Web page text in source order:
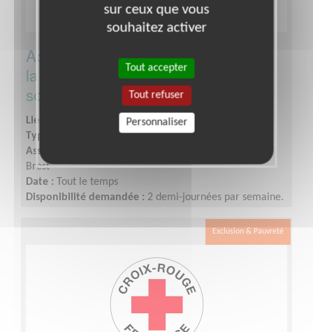
Accueil/ Orientation dans le cadre de
la future ouverture d'une épicerie
solidaire
Lieu :
Type :
Accueil, Information
Association :
Brest
Date : Tout le temps
Disponibilité demandée : 2 demi-journées par semaine.
Exclusion & Pauvreté
sur ceux que vous
souhaitez activer
Tout accepter
Tout refuser
Personnaliser